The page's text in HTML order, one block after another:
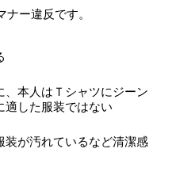
ー違反です。
、本人はＴシャツにジーン
適した服装ではない
装が汚れているなど清潔感